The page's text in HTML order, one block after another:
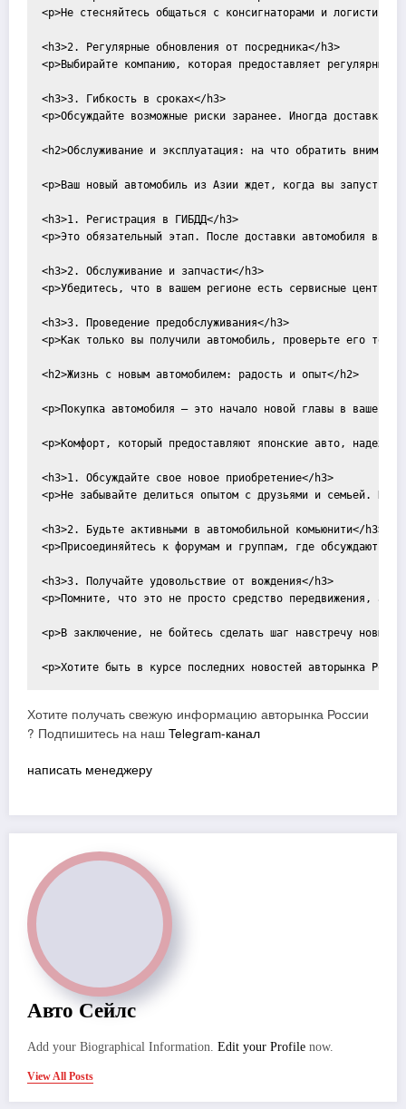
<p>Не стесняйтесь общаться с консигнаторами и
<h3>2. Регулярные обновления от посредника</h3>
<p>Выбирайте компанию, которая предоставляет
<h3>3. Гибкость в сроках</h3>
<p>Обсуждайте возможные риски заранее. Иногда доставка
<h2>Обслуживание и эксплуатация: на что обратить
<p>Ваш новый автомобиль из Азии ждет, когда вы
<h3>1. Регистрация в ГИБДД</h3>
<p>Это обязательный этап. После доставки автомобиля
<h3>2. Обслуживание и запчасти</h3>
<p>Убедитесь, что в вашем регионе есть сервисные
<h3>3. Проведение предобслуживания</h3>
<p>Как только вы получили автомобиль, проверьте его
<h2>Жизнь с новым автомобилем: радость и опыт</h2>
<p>Покупка автомобиля – это начало новой главы в вашей
<p>Комфорт, который предоставляют японские авто,
<h3>1. Обсуждайте свое новое приобретение</h3>
<p>Не забывайте делиться опытом с друзьями и семьей.
<h3>2. Будьте активными в автомобильной комьюнити</h3>
<p>Присоединяйтесь к форумам и группам, где обсуждают
<h3>3. Получайте удовольствие от вождения</h3>
<p>Помните, что это не просто средство передвижения, а
<p>В заключение, не бойтесь сделать шаг навстречу новым
Хотите получать свежую информацию авторынка России
? Подпишитесь на наш Telegram-канал
написать менеджеру
Авто Сейлс
Add your Biographical Information. Edit your Profile now.
View All Posts